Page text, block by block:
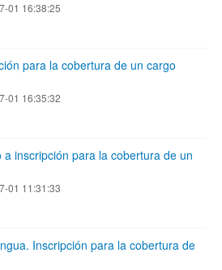
01 16:38:25
para la cobertura de un cargo
01 16:35:32
inscripción para la cobertura de un
01 11:31:33
Inscripción para la cobertura de